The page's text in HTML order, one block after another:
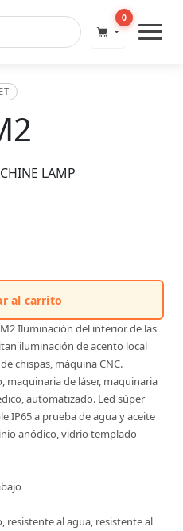
0
LAMP
al carrito
Iluminación del interior de las
iluminación de acento local
chispas, máquina CNC.
maquinaria de láser, maquinaria
automatizado. Led súper
IP65 a prueba de agua y aceite
anódico, vidrio templado
resistente al agua, resistente al